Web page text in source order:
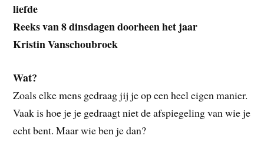
liefde
Reeks van 8 dinsdagen doorheen het jaar
Kristin Vanschoubroek
Wat?
Zoals elke mens gedraag jij je op een heel eigen manier.
Vaak is hoe je je gedraagt niet de afspiegeling van wie je
echt bent. Maar wie ben je dan?